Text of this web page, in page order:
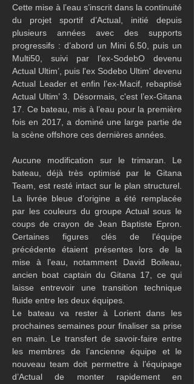
Cette mise à l’eau s’inscrit dans la continuité
du projet sportif d’Actual, initié depuis
plusieurs années avec des supports
progressifs : d’abord un Mini 6.50, puis un
Multi50, suivi par l’ex-SodebO devenu
Actual Ultim’, puis l'ex Sodebo Ultim' devenu
Actual Leader et enfin l’ex-Macif, rebaptisé
Actual Ultim’ 3. Désormais, c'est l’ex-Gitana
17. Ce bateau, mis à l’eau pour la première
fois en 2017, a dominé une large partie de
la scène offshore ces dernières années.
Aucune modification sur le trimaran. Le
bateau, déjà très optimisé par le Gitana
Team, est resté intact sur le plan structurel.
La livrée bleue d’origine a été remplacée
par les couleurs du groupe Actual sous le
coups de crayon de Jean Baptiste Epron.
Certaines figures clés de l’équipe
précédente étaient présentes lors de la
mise à l’eau, notamment David Boileau,
ancien boat captain du Gitana 17, ce qui
laisse entrevoir une transition technique
fluide entre les deux équipes.
Le bateau va rester à Lorient dans les
prochaines semaines pour finaliser sa prise
en main. Le transfert de savoir-faire entre
les membres de l’ancienne équipe et le
nouveau team doit permettre à l’équipage
d’Actual de monter rapidement en